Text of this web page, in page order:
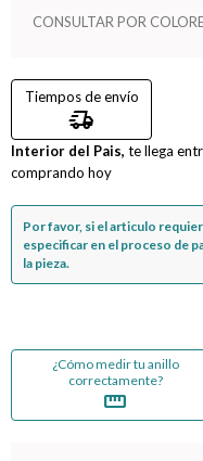
CONSULTAR POR
Tiempos de envío
delivery_truck_speed
Interior del Pais, te llega
comprando hoy
Por favor, si el articulo
especificar en el proceso de
la pieza.
¿Cómo medir tu anillo
correctamente?
straighten
Compromiso